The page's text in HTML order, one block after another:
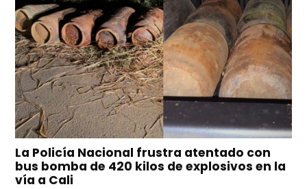
La Policía Nacional frustra atentado con
bus bomba de 420 kilos de explosivos en la
vía a Cali